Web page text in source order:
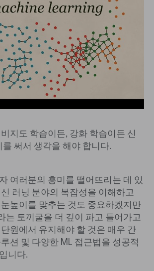
지도 학습이든, 강화 학습이든 신
를 써서 생각을 해야 합니다.
여러분의 흥미를 떨어뜨리는 데 있
러닝 분야의 복잡성을 이해하고
높이를 맞추는 것도 중요하겠지만
는 토끼굴을 더 깊이 파고 들어가고
원에서 유지해야 할 것은 매우 간
션 및 다양한 ML 접근법을 성공적
니다.